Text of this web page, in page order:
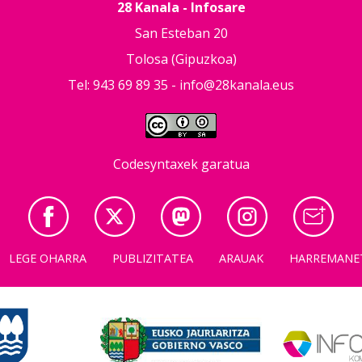
28 Kanala - Infosare
San Esteban 20
Tolosa (Gipuzkoa)
Tel: 943 69 89 35 - info@28kanala.eus
Codesyntaxek garatua
LEGE OHARRA PUBLIZITATEA ARAUAK